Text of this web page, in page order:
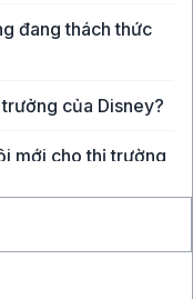
đang thách thức
của Disney?
mới cho thị trường